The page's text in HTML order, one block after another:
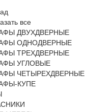
все
ДВУХДВЕРНЫЕ
ОДНОДВЕРНЫЕ
ТРЕХДВЕРНЫЕ
УГЛОВЫЕ
ЧЕТЫРЕХДВЕРНЫЕ
КУПЕ